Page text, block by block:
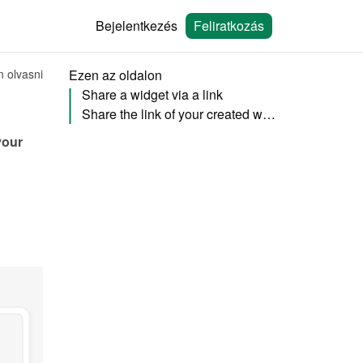
Bejelentkezés Feliratkozás
olvasni
Ezen az oldalon
Share a widget via a link
Share the link of your created website (add-on)